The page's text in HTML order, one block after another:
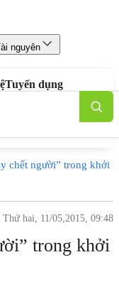
nguyên
Tuyển dụng
chết người” trong khởi
Thứ hai, 11/05,2015, 09:48
trong khởi